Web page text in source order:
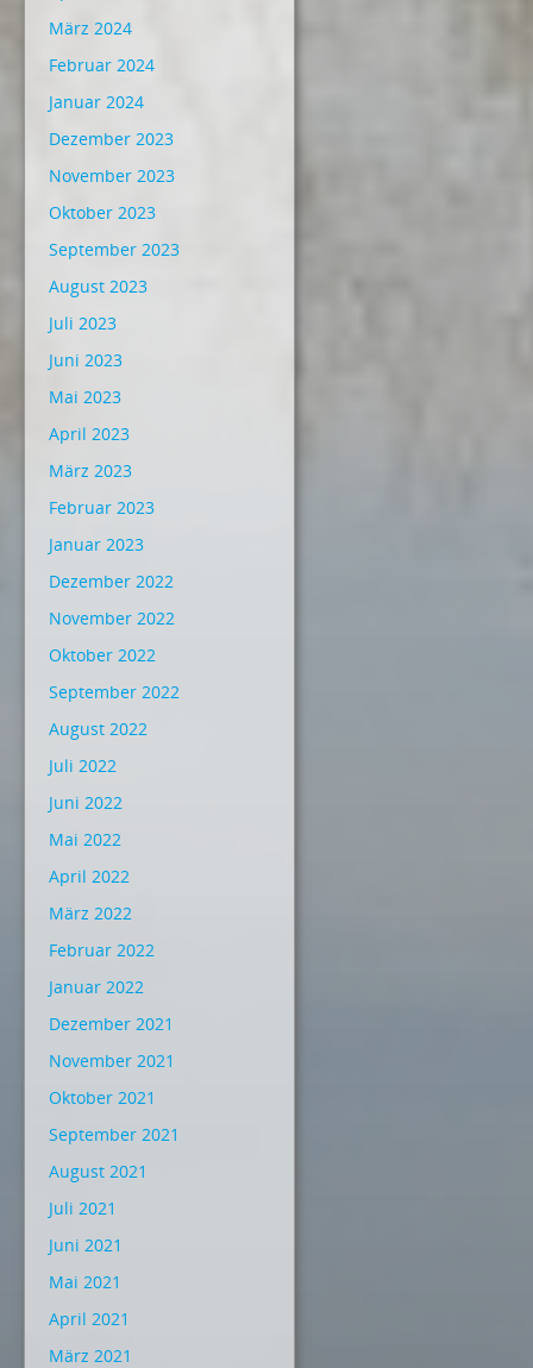
März 2024
Februar 2024
Januar 2024
Dezember 2023
November 2023
Oktober 2023
September 2023
August 2023
Juli 2023
Juni 2023
Mai 2023
April 2023
März 2023
Februar 2023
Januar 2023
Dezember 2022
November 2022
Oktober 2022
September 2022
August 2022
Juli 2022
Juni 2022
Mai 2022
April 2022
März 2022
Februar 2022
Januar 2022
Dezember 2021
November 2021
Oktober 2021
September 2021
August 2021
Juli 2021
Juni 2021
Mai 2021
April 2021
März 2021